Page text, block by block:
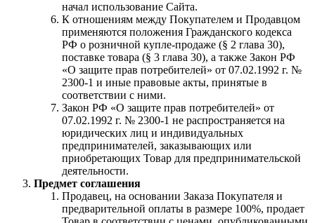
начал использование Сайта.
К отношениям между Покупателем и Продавцом
применяются положения Гражданского кодекса
РФ о розничной купле-продаже (§ 2 глава 30),
поставке товара (§ 3 глава 30), а также Закон РФ
«О защите прав потребителей» от 07.02.1992 г. №
2300-1 и иные правовые акты, принятые в
соответствии с ними.
Закон РФ «О защите прав потребителей» от
07.02.1992 г. № 2300-1 не распространяется на
юридических лиц и индивидуальных
предпринимателей, заказывающих или
приобретающих Товар для предпринимательской
деятельности.
Предмет соглашения
Продавец, на основании Заказа Покупателя и
предварительной оплаты в размере 100%, продает